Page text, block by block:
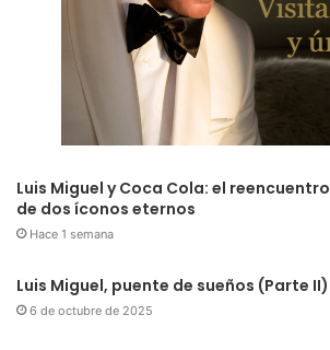
Luis Miguel y Coca Cola: el reencuentro
de dos íconos eternos
Hace 1 semana
Luis Miguel, puente de sueños (Parte II)
6 de octubre de 2025